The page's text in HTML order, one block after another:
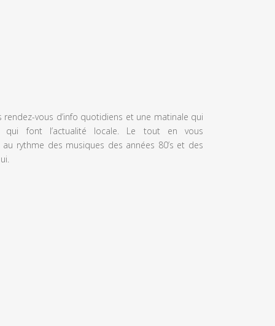
rendez-vous d’info quotidiens et une matinale qui
font l’actualité locale. Le tout en vous
rythme des musiques des années 80’s et des